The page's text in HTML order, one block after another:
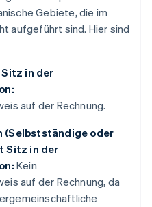
Gebiete, die im
aufgeführt sind. Hier sind
in der
auf der Rechnung.
(Selbstständige oder
Sitz in der
Kein
auf der Rechnung, da